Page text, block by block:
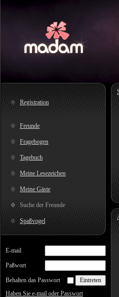
Registration
Freunde
Fragebogen
Tagebuch
Meine Lesezeichen
Meine Gäste
Suche der Freunde
Spaßvogel
E-mail
Paßwort
Behalten das Passwort
Haben Sie e-mail oder Passwort